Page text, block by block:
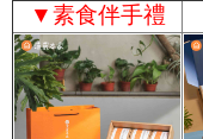
▼素食伴手禮